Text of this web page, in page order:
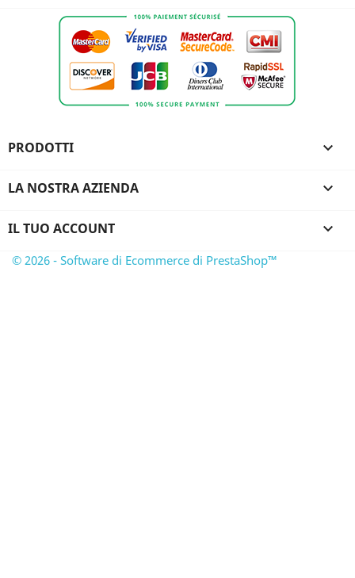
PRODOTTI 
LA NOSTRA AZIENDA 
IL TUO ACCOUNT 
© 2026 - Software di Ecommerce di PrestaShop™